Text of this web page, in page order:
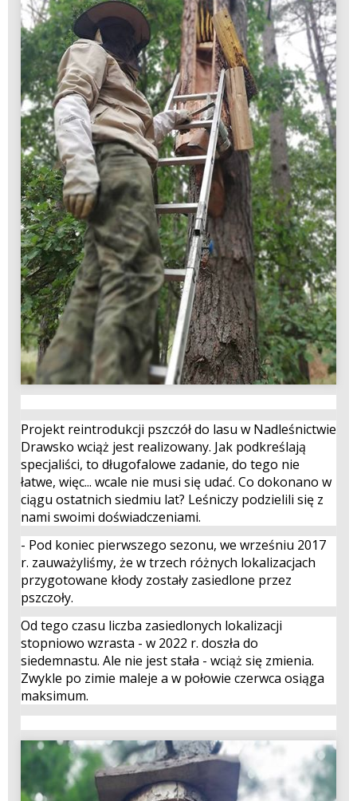
Projekt reintrodukcji pszczół do lasu w Nadleśnictwie
Drawsko wciąż jest realizowany. Jak podkreślają
specjaliści, to długofalowe zadanie, do tego nie
łatwe, więc... wcale nie musi się udać. Co dokonano w
ciągu ostatnich siedmiu lat? Leśniczy podzielili się z
nami swoimi doświadczeniami.
- Pod koniec pierwszego sezonu, we wrześniu 2017
r. zauważyliśmy, że w trzech różnych lokalizacjach
przygotowane kłody zostały zasiedlone przez
pszczoły.
Od tego czasu liczba zasiedlonych lokalizacji
stopniowo wzrasta - w 2022 r. doszła do
siedemnastu. Ale nie jest stała - wciąż się zmienia.
Zwykle po zimie maleje a w połowie czerwca osiąga
maksimum.